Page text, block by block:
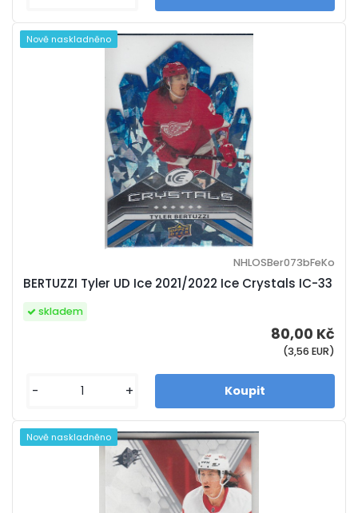
BERTUZZI Tyler UD Ice 2021/2022 Ice Crystals IC-33
NHLOSBer073bFeKo
80,00 Kč
(3,56 EUR)
skladem
- +
Nově naskladněno
Nově naskladněno